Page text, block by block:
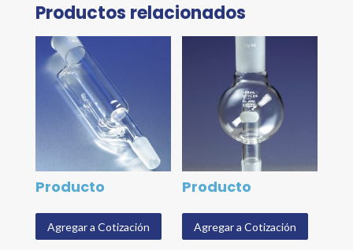
Productos relacionados
Producto
Agregar a Cotización
Producto
Agregar a Cotización